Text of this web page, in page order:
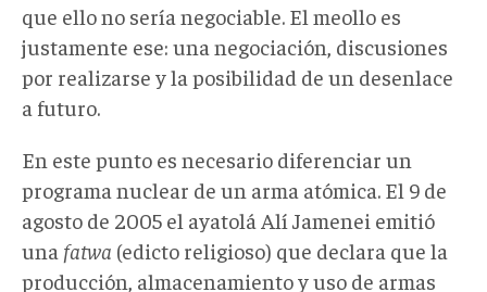
que ello no sería negociable. El meollo es
justamente ese: una negociación, discusiones
por realizarse y la posibilidad de un desenlace
a futuro.
En este punto es necesario diferenciar un
programa nuclear de un arma atómica. El 9 de
agosto de 2005 el ayatolá Alí Jamenei emitió
una fatwa (edicto religioso) que declara que la
producción, almacenamiento y uso de armas